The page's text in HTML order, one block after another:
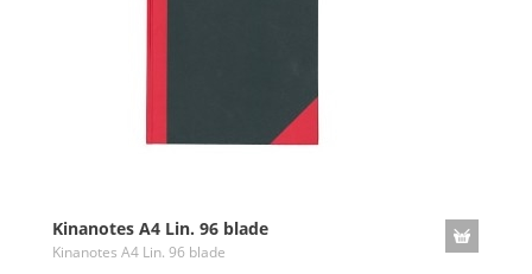
Kinanotes A4 Lin. 96 blade
Kinanotes A4 Lin. 96 blade